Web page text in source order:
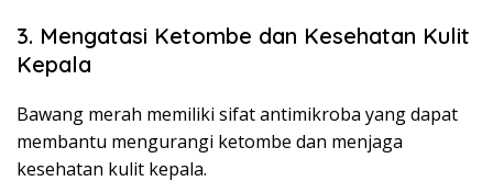
3. Mengatasi Ketombe dan Kesehatan Kulit
Kepala
Bawang merah memiliki sifat antimikroba yang dapat
membantu mengurangi ketombe dan menjaga
kesehatan kulit kepala.